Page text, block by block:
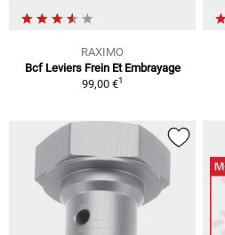
RAXIMO
Bcf Leviers Frein Et Embrayage
99,00 €1